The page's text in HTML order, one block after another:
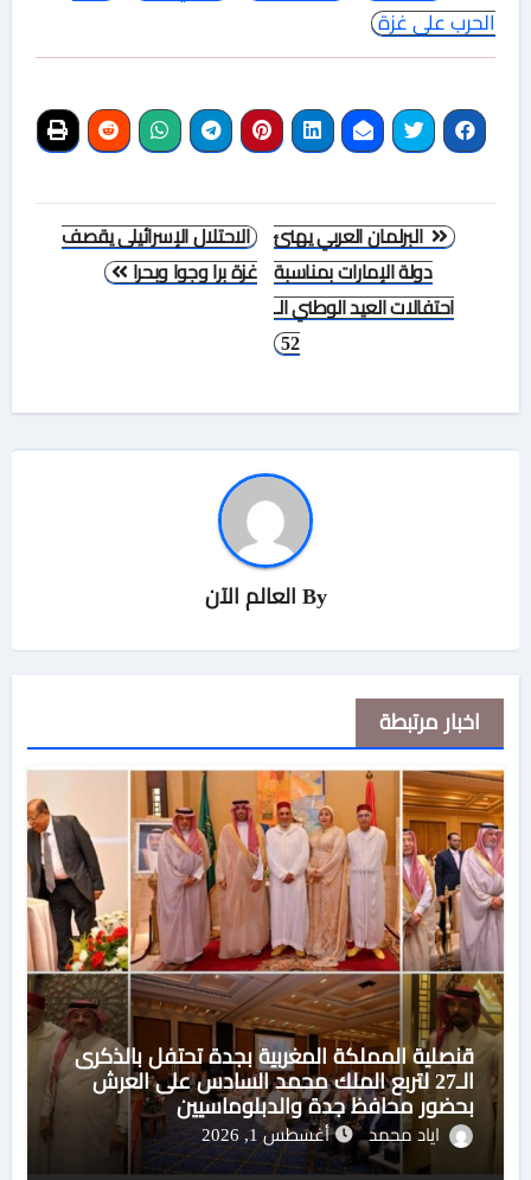
الحرب على غزة
تصفّح
المقالات
الاحتلال الإسرائيلى يقصف
غزة برا وجوا وبحرا
البرلمان العربي يهنئ
دولة الإمارات بمناسبة
احتفالات العيد الوطني الـ
52
By العالم الآن
اخبار مرتبطة
قنصلية المملكة المغربية بجدة تحتفل بالذكرى
الـ27 لتربع الملك محمد السادس على العرش
بحضور محافظ جدة والدبلوماسيين
اياد محمد أغسطس 1, 2026